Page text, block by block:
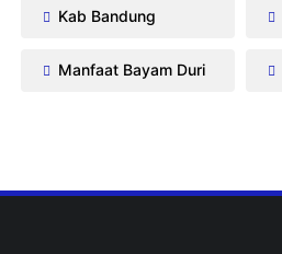
Kab Bandung
Manfaat Bayam Duri